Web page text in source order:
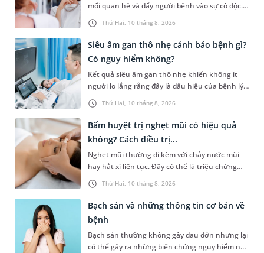
Thứ Hai, 10 tháng 8, 2026
mối quan hệ và đẩy người bệnh vào sự cô độc.
Vậy tự luyến là gì, dấu hiệu nhận biết, nguyên
nhân và điều trị tì...
Thứ Hai, 10 tháng 8, 2026
Siêu âm gan thô nhẹ cảnh báo bệnh gì?
Có nguy hiểm không?
Kết quả siêu âm gan thô nhẹ khiến không ít
người lo lắng rằng đây là dấu hiệu của bệnh lý
nguy hiểm hay chỉ là thay đổi tạm thời của gan
và có thể hồi phục....
Thứ Hai, 10 tháng 8, 2026
Bấm huyệt trị nghẹt mũi có hiệu quả
không? Cách điều trị...
Nghẹt mũi thường đi kèm với chảy nước mũi
hay hắt xì liên tục. Đây có thể là triệu chứng
của một số bệnh lý như cảm cúm, viêm mũi
xoang,... Khi bị nghẹt mũi,...
Bạch sản và những thông tin cơ bản về
bệnh
Bạch sản thường không gây đau đớn nhưng lại
có thể gây ra những biến chứng nguy hiểm nếu